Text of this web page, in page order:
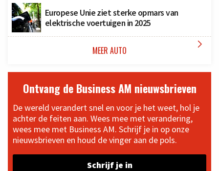
Europese Unie ziet sterke opmars van
elektrische voertuigen in 2025
MEER AUTO 
Ontvang de Business AM nieuwsbrieven
De wereld verandert snel en voor je het weet, hol je
achter de feiten aan. Wees mee met verandering,
wees mee met Business AM. Schrijf je in op onze
nieuwsbrieven en houd de vinger aan de pols.
Schrijf je in